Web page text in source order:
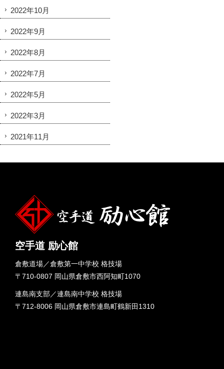
2022年10月
2022年9月
2022年8月
2022年7月
2022年5月
2022年3月
2021年11月
空手道 励心館
倉敷道場／倉敷第一中学校 格技場
〒710-0807 岡山県倉敷市西阿知町1070
連島南支部／連島南中学校 格技場
〒712-8006 岡山県倉敷市連島町鶴新田1310